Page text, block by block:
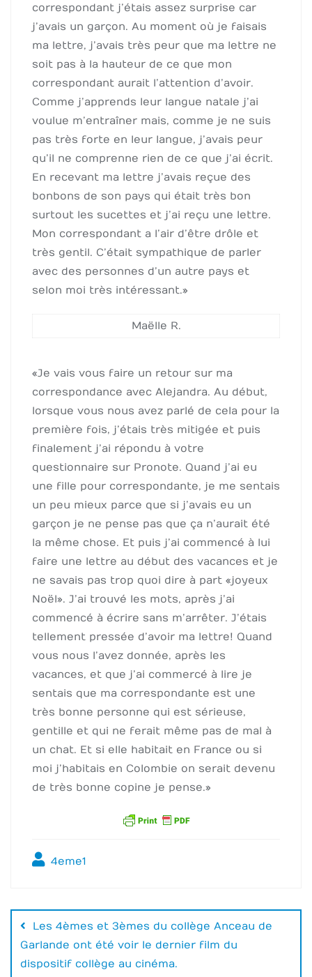
correspondant j’étais assez surprise car
j’avais un garçon. Au moment où je faisais
ma lettre, j’avais très peur que ma lettre ne
soit pas à la hauteur de ce que mon
correspondant aurait l’attention d’avoir.
Comme j’apprends leur langue natale j’ai
voulue m’entraîner mais, comme je ne suis
pas très forte en leur langue, j’avais peur
qu’il ne comprenne rien de ce que j’ai écrit.
En recevant ma lettre j’avais reçue des
bonbons de son pays qui était très bon
surtout les sucettes et j’ai reçu une lettre.
Mon correspondant a l’air d’être drôle et
très gentil. C’était sympathique de parler
avec des personnes d’un autre pays et
selon moi très intéressant. »
Maëlle R.
« Je vais vous faire un retour sur ma
correspondance avec Alejandra. ​Au début,
lorsque vous nous avez parlé de cela pour la
première fois, j’étais très mitigée et puis
finalement j’ai répondu à votre
questionnaire sur Pronote. Quand j’ai eu
une fille pour correspondante, je me sentais
un peu mieux parce que si j’avais eu un
garçon je ne pense pas que ça n’aurait été
la même chose. ​Et puis j’ai commencé à lui
faire une lettre au début des vacances et je
ne savais pas trop quoi dire à part « joyeux
Noël ». J’ai trouvé les mots, après j’ai
commencé à écrire sans m’arrêter. J’étais
tellement pressée d’avoir ma lettre ! Quand
vous nous l’avez donnée, après les
vacances, et que j’ai commercé à lire je
sentais que ma correspondante est une
très bonne personne qui est sérieuse,
gentille et qui ne ferait même pas de mal à
un chat. Et si elle habitait en France ou si
moi j’habitais en Colombie on serait devenu
de très bonne copine je pense. »
4eme1
Navigation
de
l’article
Les 4èmes et 3èmes du collège Anceau de
Garlande ont été voir le dernier film du
dispositif collège au cinéma.